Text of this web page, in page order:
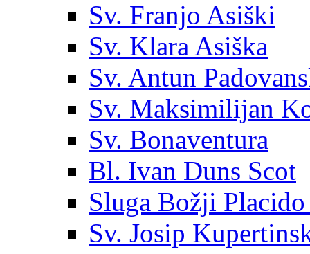
Sv. Franjo Asiški
Sv. Klara Asiška
Sv. Antun
Sv. Maksimilijan
Sv. Bonaventura
Bl. Ivan Duns Scot
Sluga Božji Placido
Sv. Josip